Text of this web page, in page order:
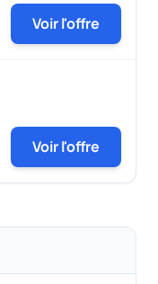
Voir l'offre
Voir l'offre